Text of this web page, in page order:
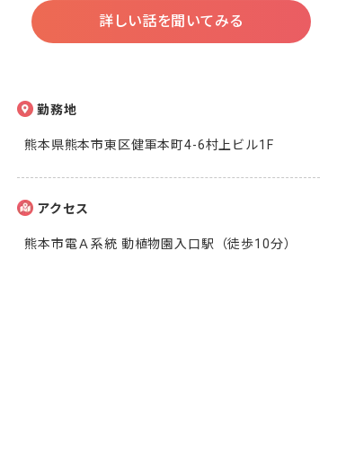
詳しい話を聞いてみる
勤務地
熊本県熊本市東区健軍本町4-6村上ビル1F
アクセス
熊本市電Ａ系統 動植物園入口駅（徒歩10分）